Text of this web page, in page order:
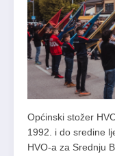
Općinski stožer
1992. i do sredine
HVO-a za Srednju